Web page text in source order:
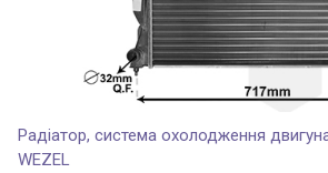
Радіатор, система охолодження
WEZEL